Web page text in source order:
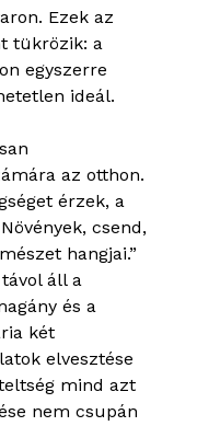
Ezek az
tükrözik: a
egyszerre
ideál.
az otthon.
érzek, a
csend,
hangjai.”
áll a
és a
két
elvesztése
mind azt
nem csupán